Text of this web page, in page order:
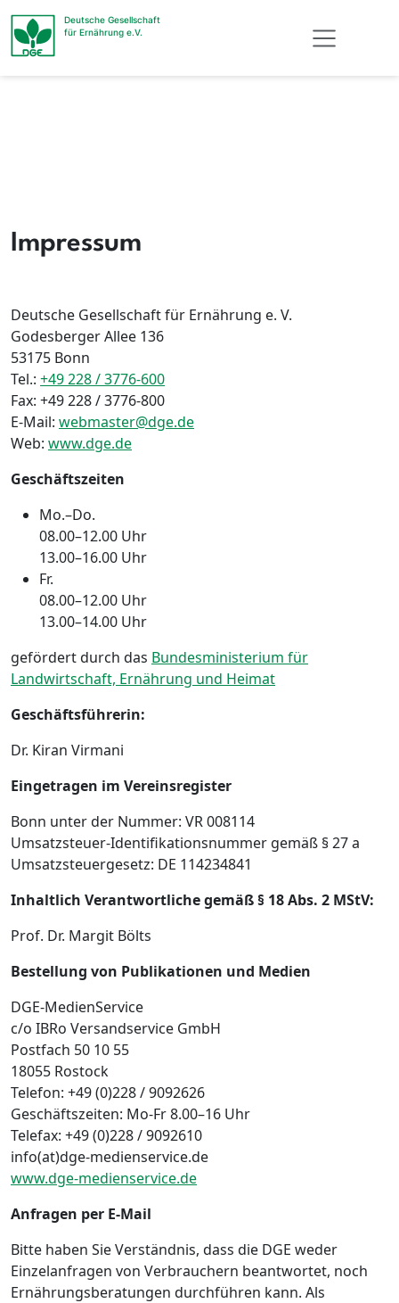
Deutsche Gesellschaft
für Ernährung e.V.
Impressum
Deutsche Gesellschaft für Ernährung e. V.
Godesberger Allee 136
53175 Bonn
Tel.: +49 228 / 3776-600
Fax: +49 228 / 3776-800
E-Mail: webmaster@dge.de
Web: www.dge.de
Geschäftszeiten
Mo.–Do.
08.00–12.00 Uhr
13.00–16.00 Uhr
Fr.
08.00–12.00 Uhr
13.00–14.00 Uhr
gefördert durch das Bundesministerium für
Landwirtschaft, Ernährung und Heimat
Geschäftsführerin:
Dr. Kiran Virmani
Eingetragen im Vereinsregister
Bonn unter der Nummer: VR 008114
Umsatzsteuer-Identifikationsnummer gemäß § 27 a
Umsatzsteuergesetz: DE 114234841
Inhaltlich Verantwortliche gemäß § 18 Abs. 2 MStV:
Prof. Dr. Margit Bölts
Bestellung von Publikationen und Medien
DGE-MedienService
c/o IBRo Versandservice GmbH
Postfach 50 10 55
18055 Rostock
Telefon: +49 (0)228 / 9092626
Geschäftszeiten: Mo-Fr 8.00–16 Uhr
Telefax: +49 (0)228 / 9092610
info(at)dge-medienservice.de
www.dge-medienservice.de
Anfragen per E-Mail
Bitte haben Sie Verständnis, dass die DGE weder
Einzelanfragen von Verbrauchern beantwortet, noch
Ernährungsberatungen durchführen kann. Als